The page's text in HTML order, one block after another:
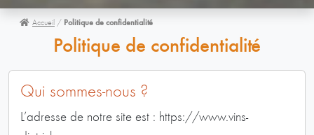
Accueil / Politique de confidentialité
Politique de confidentialité
Qui sommes-nous ?
L’adresse de notre site est : https://www.vins-